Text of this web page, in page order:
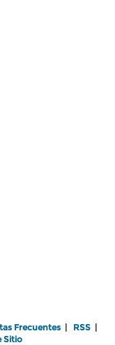
Frecuentes | RSS |
Sitio